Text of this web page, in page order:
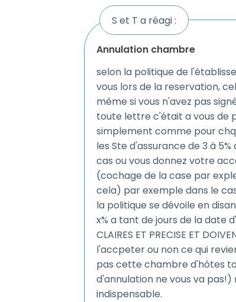
S et T a réagi :
annulation chambre
selon la politique de
vous lors de la reservation,
même si vous n'avez pas
toute lettre c'était a vous de
simplement comme pour
les Ste d'assurance de 3 à
cas ou vous donnez votre
(cochage de la case par
cela) par exemple dans le
la politique se dévoile en
x% a tant de jours de la date
CLAIRES ET PRECISE ET
l'accpeter ou non ce qui
pas cette chambre d'hôtes
d'annulation ne vous va
indispensable.